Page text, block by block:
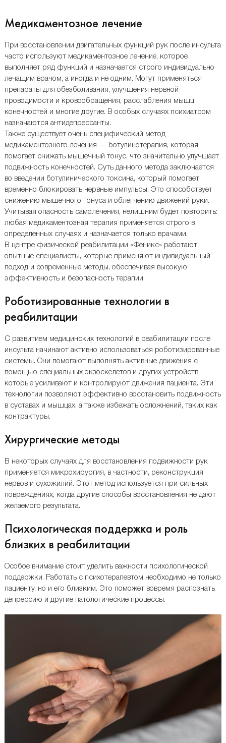
Медикаментозное лечение
При восстановлении двигательных функций рук после инсульта
часто используют медикаментозное лечение, которое
выполняет ряд функций и назначается строго индивидуально
лечащим врачом, а иногда и не одним. Могут применяться
препараты для обезболивания, улучшения нервной
проводимости и кровообращения, расслабления мышц
конечностей и многие другие. В особых случаях психиатром
назначаются антидепрессанты.
Также существует очень специфический метод
медикаментозного лечения — ботулинотерапия, которая
помогает снижать мышечный тонус, что значительно улучшает
подвижность конечностей. Суть данного метода заключается
во введении ботулинического токсина, который помогает
временно блокировать нервные импульсы. Это способствует
снижению мышечного тонуса и облегчению движений руки.
Учитывая опасность самолечения, нелишним будет повторить:
любая медикаментозная терапия применяется строго в
определенных случаях и назначается только врачами.
В центре физической реабилитации «Феникс» работают
опытные специалисты, которые применяют индивидуальный
подход и современные методы, обеспечивая высокую
эффективность и безопасность терапии.
Роботизированные технологии в
реабилитации
С развитием медицинских технологий в реабилитации после
инсульта начинают активно использоваться роботизированные
системы. Они помогают выполнять активные движения с
помощью специальных экзоскелетов и других устройств,
которые усиливают и контролируют движения пациента. Эти
технологии позволяют эффективно восстановить подвижность
в суставах и мышцах, а также избежать осложнений, таких как
контрактуры.
Хирургические методы
В некоторых случаях для восстановления подвижности рук
применяется микрохирургия, в частности, реконструкция
нервов и сухожилий. Этот метод используется при сильных
повреждениях, когда другие способы восстановления не дают
желаемого результата.
Психологическая поддержка и роль
близких в реабилитации
Особое внимание стоит уделить важности психологической
поддержки. Работать с психотерапевтом необходимо не только
пациенту, но и его близким. Это поможет вовремя распознать
депрессию и другие патологические процессы.